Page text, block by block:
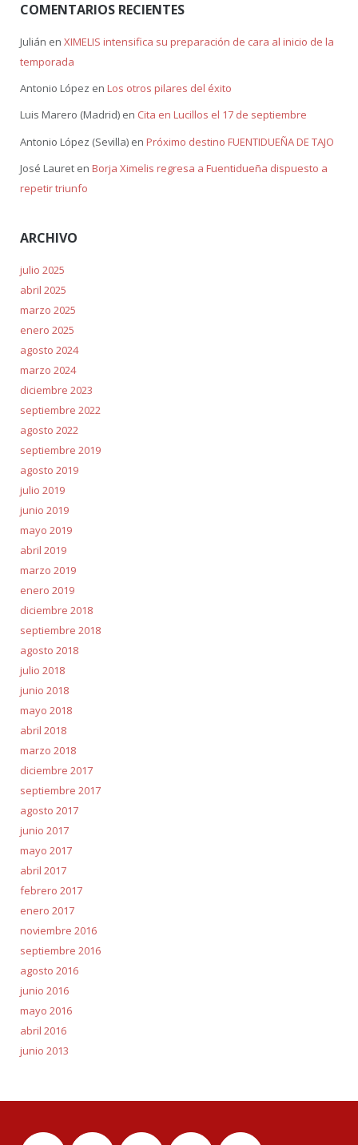
COMENTARIOS RECIENTES
Julián en XIMELIS intensifica su preparación de cara al inicio de la
temporada
Antonio López en Los otros pilares del éxito
Luis Marero (Madrid)en Cita en Lucillos el 17 de septiembre
Antonio López (Sevilla)en Próximo destino FUENTIDUEÑA DE TAJO
José Laureten Borja Ximelis regresa a Fuentidueña dispuesto a
repetir triunfo
ARCHIVO
julio 2025
abril 2025
marzo 2025
enero 2025
agosto 2024
marzo 2024
diciembre 2023
septiembre 2022
agosto 2022
septiembre 2019
agosto 2019
julio 2019
junio 2019
mayo 2019
abril 2019
marzo 2019
enero 2019
diciembre 2018
septiembre 2018
agosto 2018
julio 2018
junio 2018
mayo 2018
abril 2018
marzo 2018
diciembre 2017
septiembre 2017
agosto 2017
junio 2017
mayo 2017
abril 2017
febrero 2017
enero 2017
noviembre 2016
septiembre 2016
agosto 2016
junio 2016
mayo 2016
abril 2016
junio 2013